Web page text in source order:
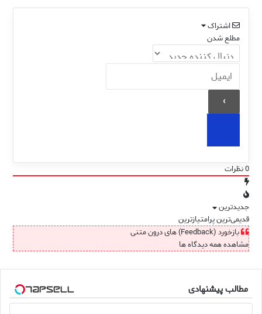
اشتراک
مطلع شدن
0نظرات
جدیدترین
قدیمی‌ترینپرامتیازترین
بازخورد (Feedback) های درون متنی
مشاهده همه دیدگاه ها
مطالب پیشنهادی